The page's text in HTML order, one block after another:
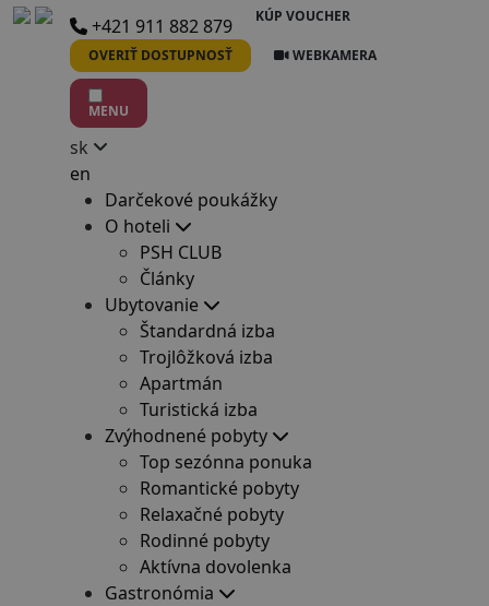
+421 911 882 879 KÚP VOUCHER
OVERIŤ DOSTUPNOSŤ WEBKAMERA
MENU
sk
en
Darčekové poukážky
O hoteli
PSH CLUB
Články
Ubytovanie
Štandardná izba
Trojlôžková izba
Apartmán
Turistická izba
Zvýhodnené pobyty
Top sezónna ponuka
Romantické pobyty
Relaxačné pobyty
Rodinné pobyty
Aktívna dovolenka
Gastronómia